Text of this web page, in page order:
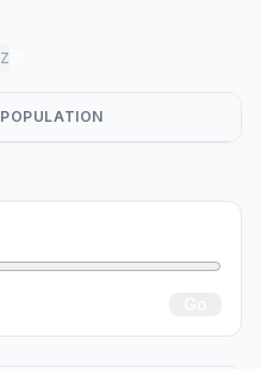
Z
POPULATION